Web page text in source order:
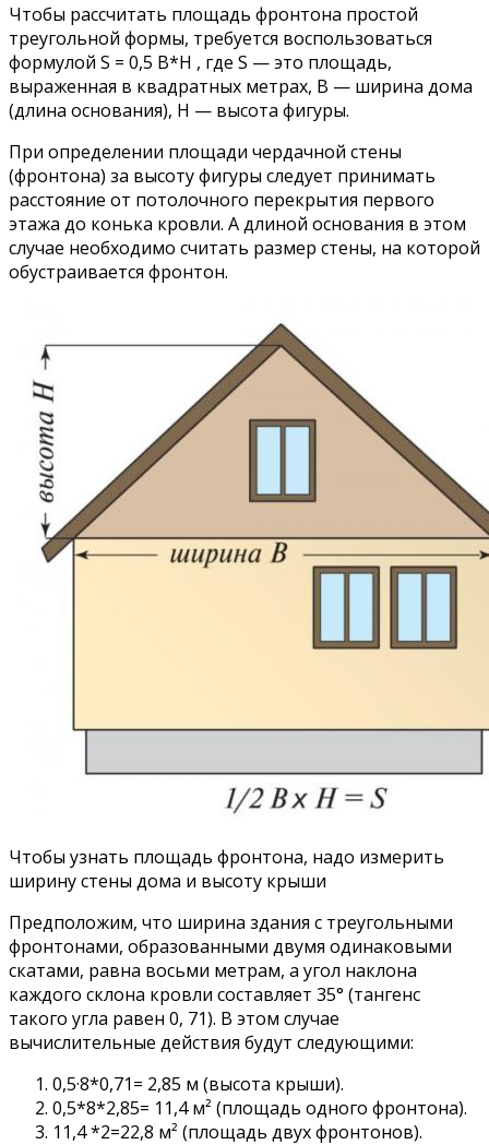
Чтобы рассчитать площадь фронтона простой
треугольной формы, требуется воспользоваться
формулой S = 0,5 B*H , где S — это площадь,
выраженная в квадратных метрах, B — ширина дома
(длина основания), H — высота фигуры.
При определении площади чердачной стены
(фронтона) за высоту фигуры следует принимать
расстояние от потолочного перекрытия первого
этажа до конька кровли. А длиной основания в этом
случае необходимо считать размер стены, на которой
обустраивается фронтон.
Чтобы узнать площадь фронтона, надо измерить
ширину стены дома и высоту крыши
Предположим, что ширина здания с треугольными
фронтонами, образованными двумя одинаковыми
скатами, равна восьми метрам, а угол наклона
каждого склона кровли составляет 35° (тангенс
такого угла равен 0, 71). В этом случае
вычислительные действия будут следующими:
0,5·8*0,71= 2,85 м (высота крыши).
0,5*8*2,85= 11,4 м² (площадь одного фронтона).
11,4 *2=22,8 м² (площадь двух фронтонов).